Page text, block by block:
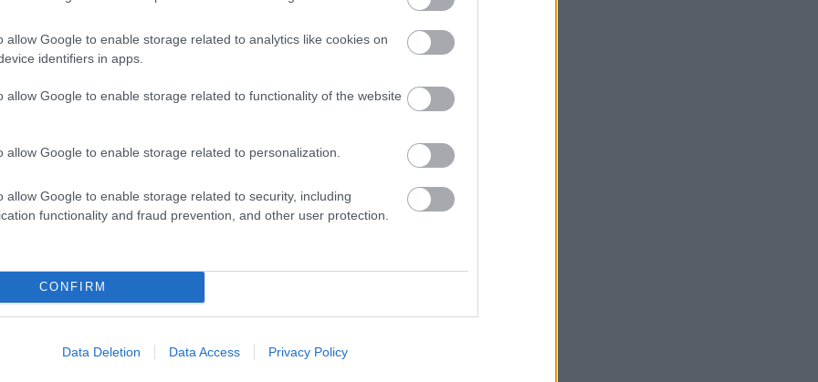
allow Google to enable storage related to analytics like cookies on
identifiers in apps.
allow Google to enable storage related to functionality of the website
allow Google to enable storage related to personalization.
allow Google to enable storage related to security, including
functionality and fraud prevention, and other user protection.
CONFIRM
Data Deletion Data Access Privacy Policy
αντικείμενο σε κάποιο σημείο του δωματίου. Το παιδί ξαναμπαίνει και
αντιμέτωπες σε δύο παράλληλες γραμμές με απόσταση 15 m μεταξύ τους.
στο έδαφος και περνούν το αριστερό τους χέρι αριστερότερα